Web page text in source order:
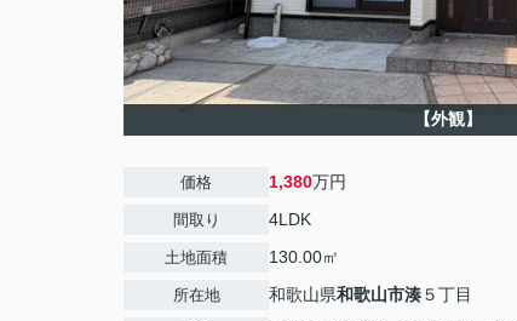
【外観】
価格 1,380万円
間取り 4LDK
土地面積 130.00㎡
所在地 和歌山県和歌山市湊５丁目